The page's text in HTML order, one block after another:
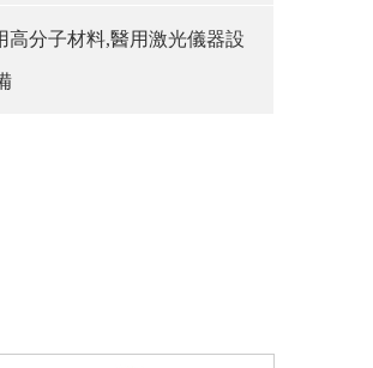
高分子材料,醫用激光儀器設